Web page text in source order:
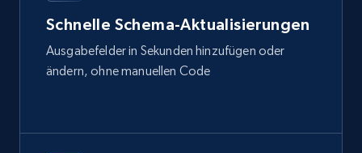
Schnelle Schema-Aktualisierungen
Ausgabefelder in Sekunden hinzufügen oder
ändern, ohne manuellen Code